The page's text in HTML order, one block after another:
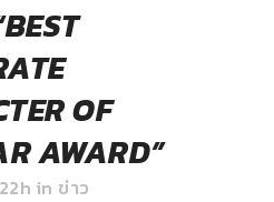
OF
AWARD”
in ข่าว